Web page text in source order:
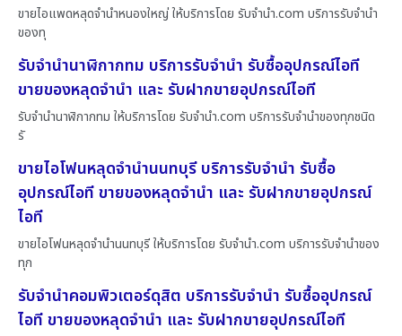
ขายไอแพดหลุดจำนำหนองใหญ่ ให้บริการโดย รับจํานํา.com บริการรับจำนำ
ของทุ
รับจำนำนาฬิกากทม บริการรับจำนำ รับซื้ออุปกรณ์ไอที
ขายของหลุดจำนำ และ รับฝากขายอุปกรณ์ไอที
รับจำนำนาฬิกากทม ให้บริการโดย รับจํานํา.com บริการรับจำนำของทุกชนิด
รั
ขายไอโฟนหลุดจำนำนนทบุรี บริการรับจำนำ รับซื้อ
อุปกรณ์ไอที ขายของหลุดจำนำ และ รับฝากขายอุปกรณ์
ไอที
ขายไอโฟนหลุดจำนำนนทบุรี ให้บริการโดย รับจํานํา.com บริการรับจำนำของ
ทุก
รับจำนำคอมพิวเตอร์ดุสิต บริการรับจำนำ รับซื้ออุปกรณ์
ไอที ขายของหลุดจำนำ และ รับฝากขายอุปกรณ์ไอที